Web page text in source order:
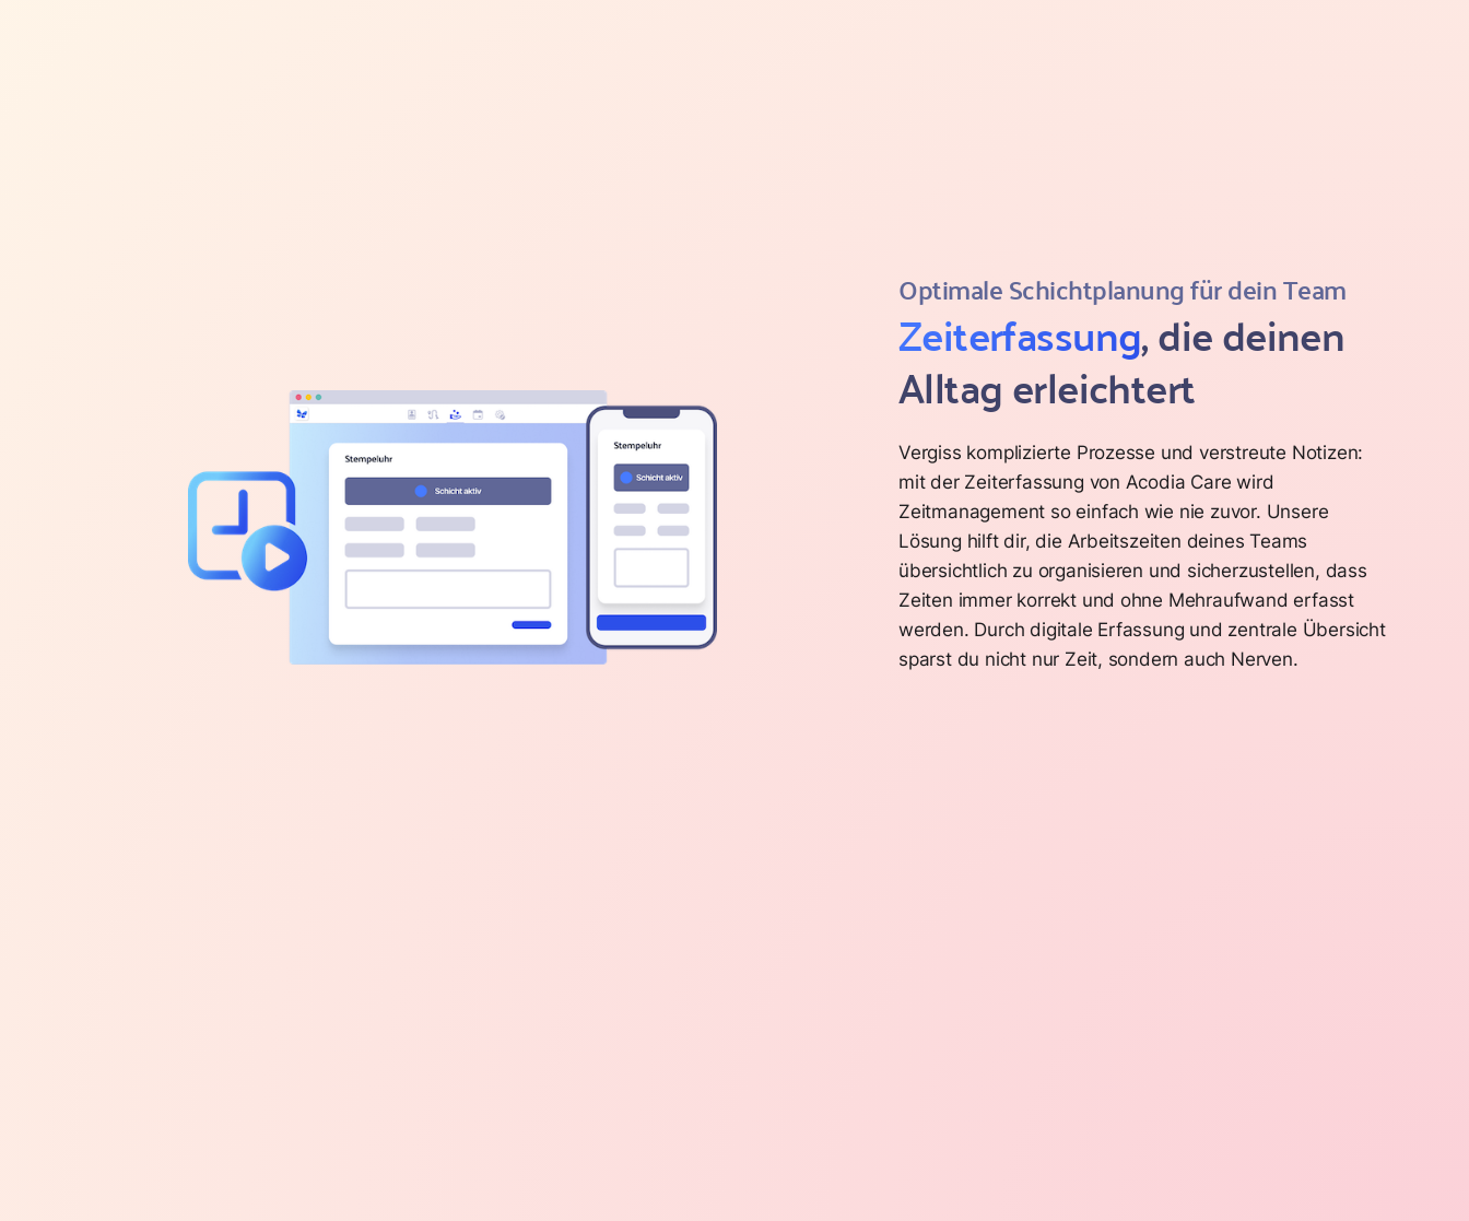
Optimale Schichtplanung für dein Team
Zeiterfassung, die deinen
Alltag erleichtert
Vergiss komplizierte Prozesse und verstreute Notizen:
mit der Zeiterfassung von Acodia Care wird
Zeitmanagement so einfach wie nie zuvor. Unsere
Lösung hilft dir, die Arbeitszeiten deines Teams
übersichtlich zu organisieren und sicherzustellen, dass
Zeiten immer korrekt und ohne Mehraufwand erfasst
werden. Durch digitale Erfassung und zentrale Übersicht
sparst du nicht nur Zeit, sondern auch Nerven.